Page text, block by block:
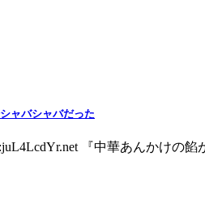
ャバシャバだった
『中華あんかけ